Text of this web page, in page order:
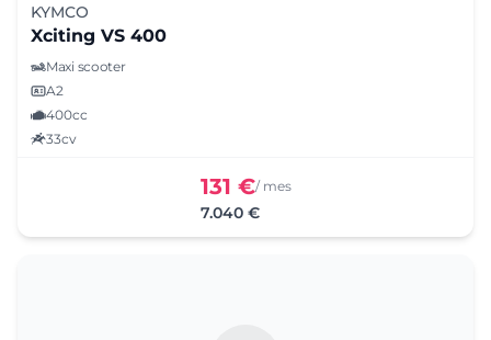
KYMCO
Xciting VS 400
Maxi scooter
A2
400cc
33cv
131 €/ mes
7.040 €